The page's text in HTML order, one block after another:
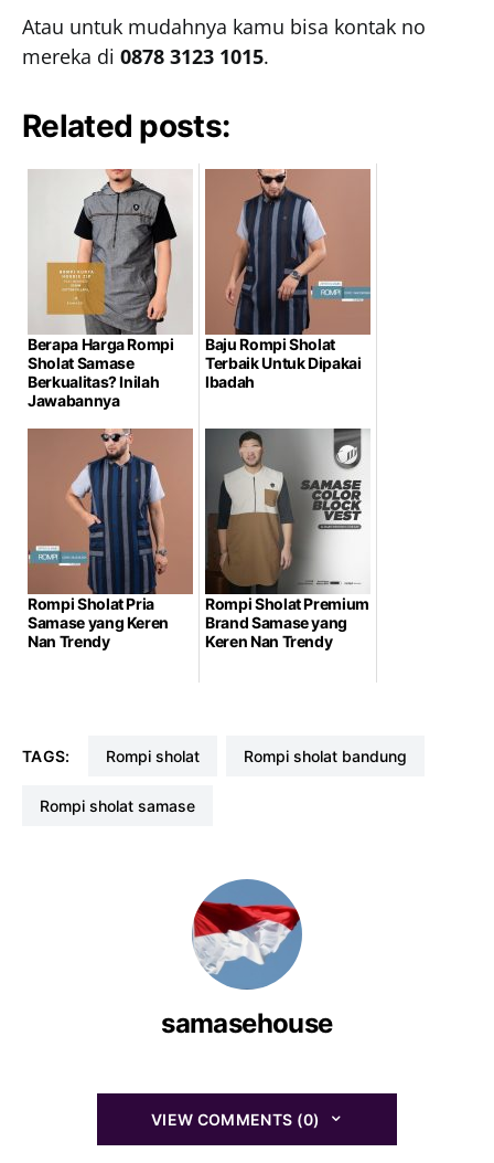
Atau untuk mudahnya kamu bisa kontak no
mereka di 0878 3123 1015.
Related posts:
Berapa Harga Rompi
Sholat Samase
Berkualitas? Inilah
Jawabannya
Baju Rompi Sholat
Terbaik Untuk Dipakai
Ibadah
Rompi Sholat Pria
Samase yang Keren
Nan Trendy
Rompi Sholat Premium
Brand Samase yang
Keren Nan Trendy
TAGS: rompi sholat rompi sholat bandung
rompi sholat samase
samasehouse
VIEW COMMENTS (0)